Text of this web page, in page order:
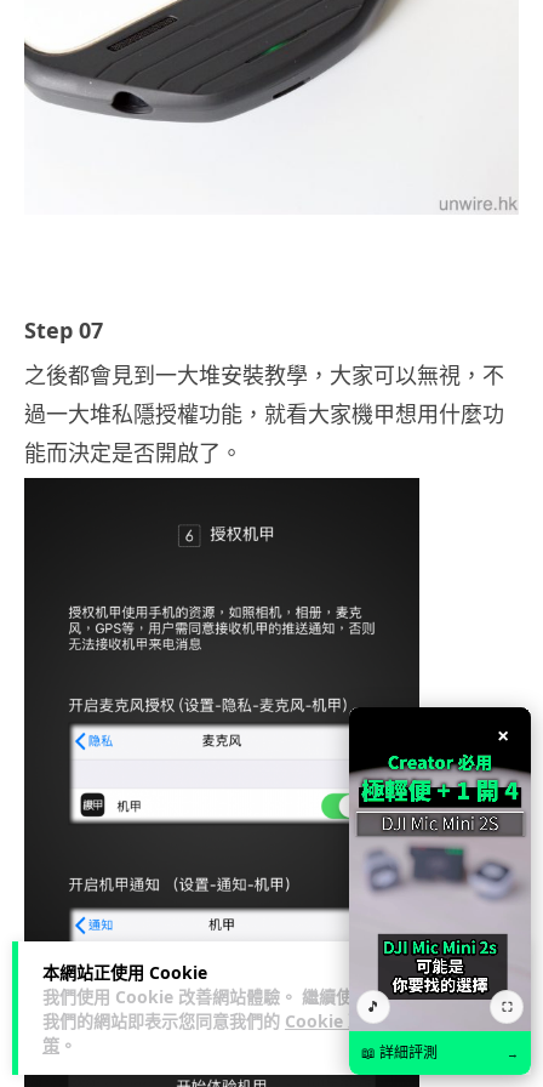
本網站正使用 Cookie
我們使用 Cookie 改善網站體驗。 繼續使用
我們的網站即表示您同意我們的 Cookie 政
策 。
Step 07
之後都會見到一大堆安裝教學，大家可以無視，不
過一大堆私隱授權功能，就看大家機甲想用什麼功
能而決定是否開啟了。
×
🎵 ⛶
📖 詳細評測 →